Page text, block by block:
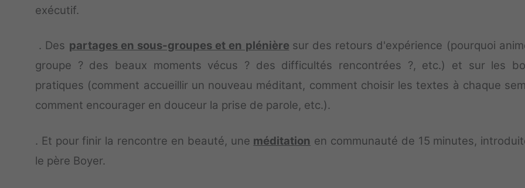
exécutif.
. Des partages en sous-groupes et en plénière sur des retours d'expérience (pourquoi
groupe ? des beaux moments vécus ? des difficultés rencontrées ?, etc.) et sur les
pratiques (comment accueillir un nouveau méditant, comment choisir les textes à chaque
comment encourager en douceur la prise de parole, etc.).
. Et pour finir la rencontre en beauté, une méditation en communauté de 15 minutes,
le père Boyer.